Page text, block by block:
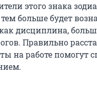
этого знака
тем больше будет
дисциплина,
Правильно
на работе помогут